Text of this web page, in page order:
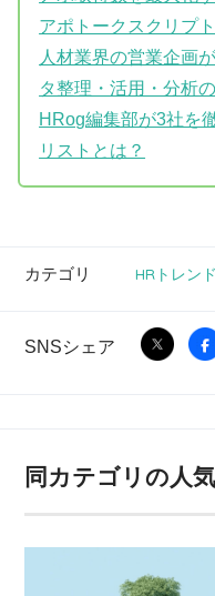
アポトークスクリプト
人材業界の営業企画
タ整理・活用・分析
HRog編集部が3社を
リストとは？
カテゴリ HRトレンド
SNSシェア
同カテゴリの人